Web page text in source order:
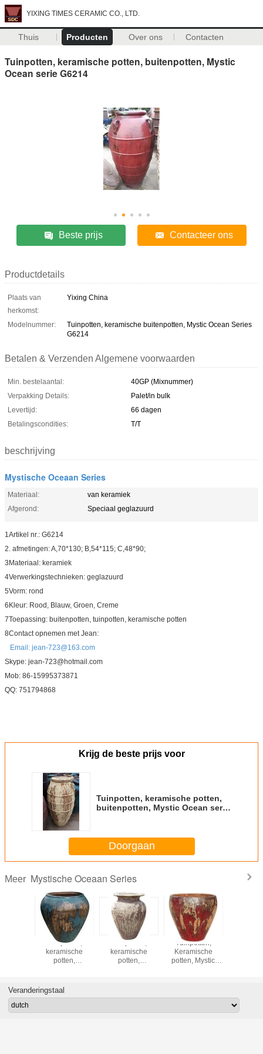
YIXING TIMES CERAMIC CO., LTD.
Thuis Producten Over ons Contacten
Tuinpotten, keramische potten, buitenpotten, Mystic
Ocean serie G6214
Beste prijs Contacteer ons
Productdetails
Plaats van
herkomst:
Yixing China
Modelnummer:
Tuinpotten, keramische buitenpotten, Mystic Ocean Series
G6214
Betalen & Verzenden Algemene voorwaarden
Min. bestelaantal:
40GP (Mixnummer)
Verpakking Details:
Palet/in bulk
Levertijd:
66 dagen
Betalingscondities:
T/T
beschrijving
Mystische Oceaan Series
Materiaal:
van keramiek
Afgerond:
Speciaal geglazuurd
1Artikel nr.: G6214
2. afmetingen: A,70*130; B,54*115; C,48*90;
3Materiaal: keramiek
4Verwerkingstechnieken: geglazuurd
5Vorm: rond
6Kleur: Rood, Blauw, Groen, Creme
7Toepassing: buitenpotten, tuinpotten, keramische potten
8Contact opnemen met Jean:
Email: jean-723@163.com
Skype: jean-723@hotmail.com
Mob: 86-15995373871
QQ: 751794868
Krijg de beste prijs voor
Tuinpotten, keramische potten,
buitenpotten, Mystic Ocean serie
Doorgaan
Meer Mystische Oceaan Series
Tuinpotten,
keramische
potten,
serie C107
Tuinpotten,
keramische
potten,
Tuinpotten,
Keramische
potten, Mystic
Veranderingstaal